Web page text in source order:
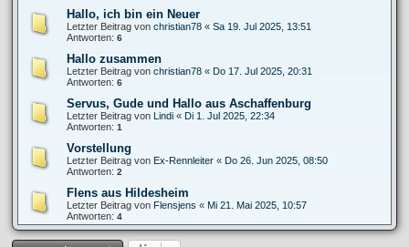
Hallo, ich bin ein Neuer
Letzter Beitrag von christian78 « Sa 19. Jul 2025, 13:51
Antworten: 6
Hallo zusammen
Letzter Beitrag von christian78 « Do 17. Jul 2025, 20:31
Antworten: 6
Servus, Gude und Hallo aus Aschaffenburg
Letzter Beitrag von Lindi « Di 1. Jul 2025, 22:34
Antworten: 1
Vorstellung
Letzter Beitrag von Ex-Rennleiter « Do 26. Jun 2025, 08:50
Antworten: 2
Flens aus Hildesheim
Letzter Beitrag von Flensjens « Mi 21. Mai 2025, 10:57
Antworten: 4